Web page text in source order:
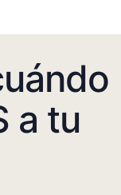
a tu